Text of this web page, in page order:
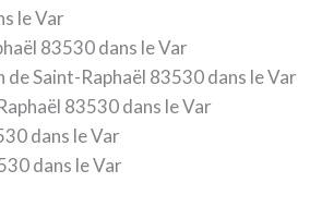
le Var
83530 dans le Var
Saint-Raphaël 83530 dans le Var
83530 dans le Var
dans le Var
dans le Var